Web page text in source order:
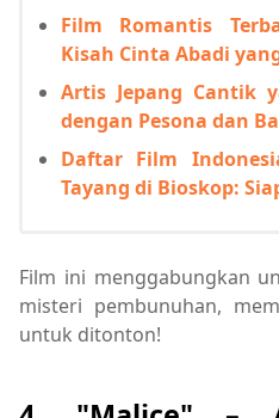
Film Romantis
Kisah Cinta Abadi
Artis Jepang Cantik
dengan Pesona dan
Daftar Film
Tayang di Bioskop:
Film ini menggabungkan
misteri pembunuhan,
untuk ditonton!